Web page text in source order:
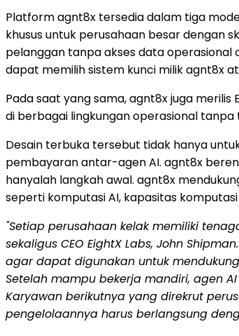
Platform agnt8x tersedia dalam tiga
khusus untuk perusahaan besar dengan
pelanggan tanpa akses data operasional
dapat memilih sistem kunci milik agnt8x
Pada saat yang sama, agnt8x juga merilis
di berbagai lingkungan operasional
Desain terbuka tersebut tidak hanya
pembayaran antar-agen AI. agnt8x
hanyalah langkah awal. agnt8x
seperti komputasi AI, kapasitas
"Setiap perusahaan kelak memiliki
sekaligus CEO EightX Labs, John
agar dapat digunakan untuk
Setelah mampu bekerja mandiri, agen
Karyawan berikutnya yang direkrut
pengelolaannya harus berlangsung